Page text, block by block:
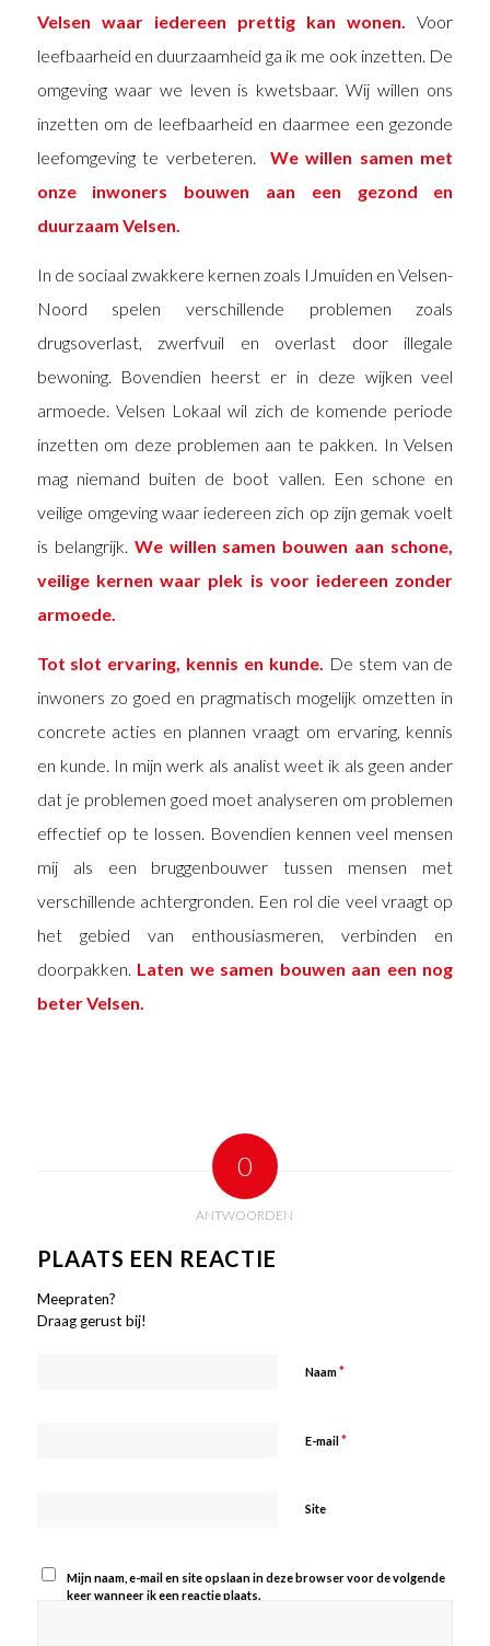
Velsen waar iedereen prettig kan wonen.Voor
leefbaarheid en duurzaamheid ga ik me ook inzetten. De
omgeving waar we leven is kwetsbaar. Wij willen ons
inzetten om de leefbaarheid en daarmee een gezonde
leefomgeving te verbeteren. We willen samen met
onze inwoners bouwen aan een gezond en
duurzaam Velsen.
In de sociaal zwakkere kernen zoals IJmuiden en Velsen-
Noord spelen verschillende problemen zoals
drugsoverlast, zwerfvuil en overlast door illegale
bewoning. Bovendien heerst er in deze wijken veel
armoede. Velsen Lokaal wil zich de komende periode
inzetten om deze problemen aan te pakken. In Velsen
mag niemand buiten de boot vallen. Een schone en
veilige omgeving waar iedereen zich op zijn gemak voelt
is belangrijk. We willen samen bouwen aan schone,
veilige kernen waar plek is voor iedereen zonder
armoede.
Tot slot ervaring, kennis en kunde. De stem van de
inwoners zo goed en pragmatisch mogelijk omzetten in
concrete acties en plannen vraagt om ervaring, kennis
en kunde. In mijn werk als analist weet ik als geen ander
dat je problemen goed moet analyseren om problemen
effectief op te lossen. Bovendien kennen veel mensen
mij als een bruggenbouwer tussen mensen met
verschillende achtergronden. Een rol die veel vraagt op
het gebied van enthousiasmeren, verbinden en
doorpakken. Laten we samen bouwen aan een nog
beter Velsen.
0
ANTWOORDEN
PLAATS EEN REACTIE
Meepraten?
Draag gerust bij!
Naam*
E-mail *
Site
Mijn naam, e-mail en site opslaan in deze browser voor de volgende
keer wanneer ik een reactie plaats.